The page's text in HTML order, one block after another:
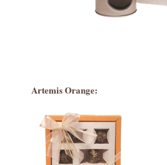
Artemis Orange: